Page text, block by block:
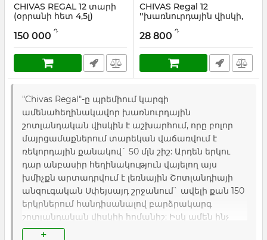
CHIVAS REGAL 12 տարի
(օրրանի հետ 4,5լ)
Արտիկուլ: 4.5
150 000 Դ
CHIVAS Regal 12
''խառնուրդային վիսկի,
Արտիկուլ:
28 800 Դ
"Chivas Regal"-ը պրեմիում կարգի
ամենահեղինակավոր խառնուրդային
շոտլանդական վիսկին է աշխարհում, որը բոլոր
մայրցամաքներում տարեկան վաճառվում է
ռեկորդային քանակով` 50 մլն շիշ: Արդեն երկու
դար անբասիր հեղինակություն վայելող այս
խմիչքն արտադրվում է լեռնային Շոտլանդիայի
անզուգական Սփեյսայդ շրջանում` ավելի քան 150
երկրներում հանդիսանալով բարձրակարգ
շոտլանդական վիսկիի հոմանիշ: Իսկ ամեն ինչ
սկսվեց դեռևս 1801 թ.` Աբերդինում գտնվող
+